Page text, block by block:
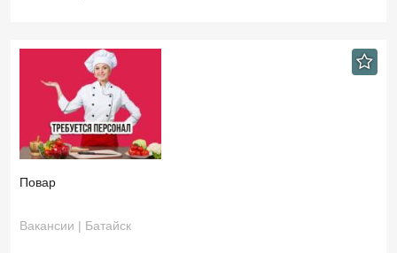
Повар
Вакансии | Батайск